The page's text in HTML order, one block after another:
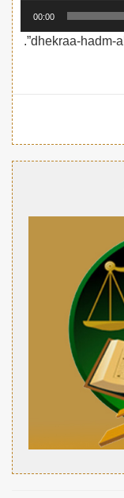
00:00
“02-dhekraa-hadm-alkhelaafah-abo-assadeq-archeive”.